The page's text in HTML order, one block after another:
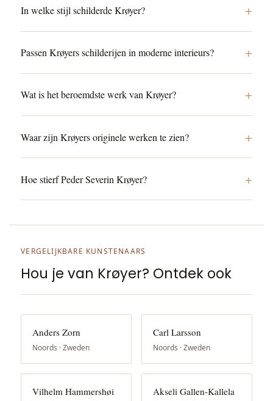
In welke stijl schilderde Krøyer? +
Passen Krøyers schilderijen in moderne interieurs? +
Wat is het beroemdste werk van Krøyer? +
Waar zijn Krøyers originele werken te zien? +
Hoe stierf Peder Severin Krøyer? +
VERGELIJKBARE KUNSTENAARS
Hou je van Krøyer? Ontdek ook
Anders Zorn
Noords · Zweden
Carl Larsson
Noords · Zweden
Vilhelm Hammershøi Akseli Gallen-Kallela